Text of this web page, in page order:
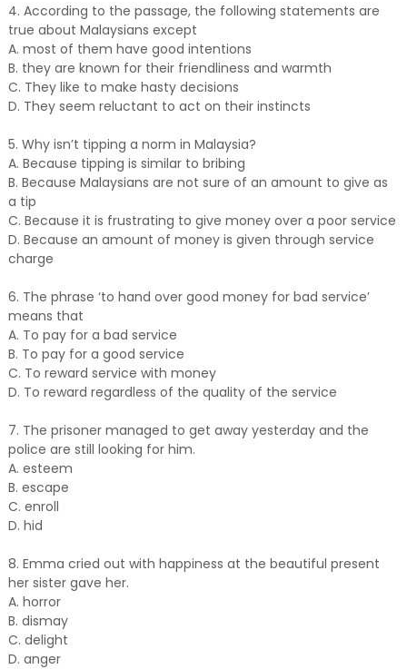
4. According to the passage, the following statements are
true about Malaysians except
A. most of them have good intentions
B. they are known for their friendliness and warmth
C. They like to make hasty decisions
D. They seem reluctant to act on their instincts
5. Why isn’t tipping a norm in Malaysia?
A. Because tipping is similar to bribing
B. Because Malaysians are not sure of an amount to give as
a tip
C. Because it is frustrating to give money over a poor service
D. Because an amount of money is given through service
charge
6. The phrase ‘to hand over good money for bad service’
means that
A. To pay for a bad service
B. To pay for a good service
C. To reward service with money
D. To reward regardless of the quality of the service
7. The prisoner managed to get away yesterday and the
police are still looking for him.
A. esteem
B. escape
C. enroll
D. hid
8. Emma cried out with happiness at the beautiful present
her sister gave her.
A. horror
B. dismay
C. delight
D. anger